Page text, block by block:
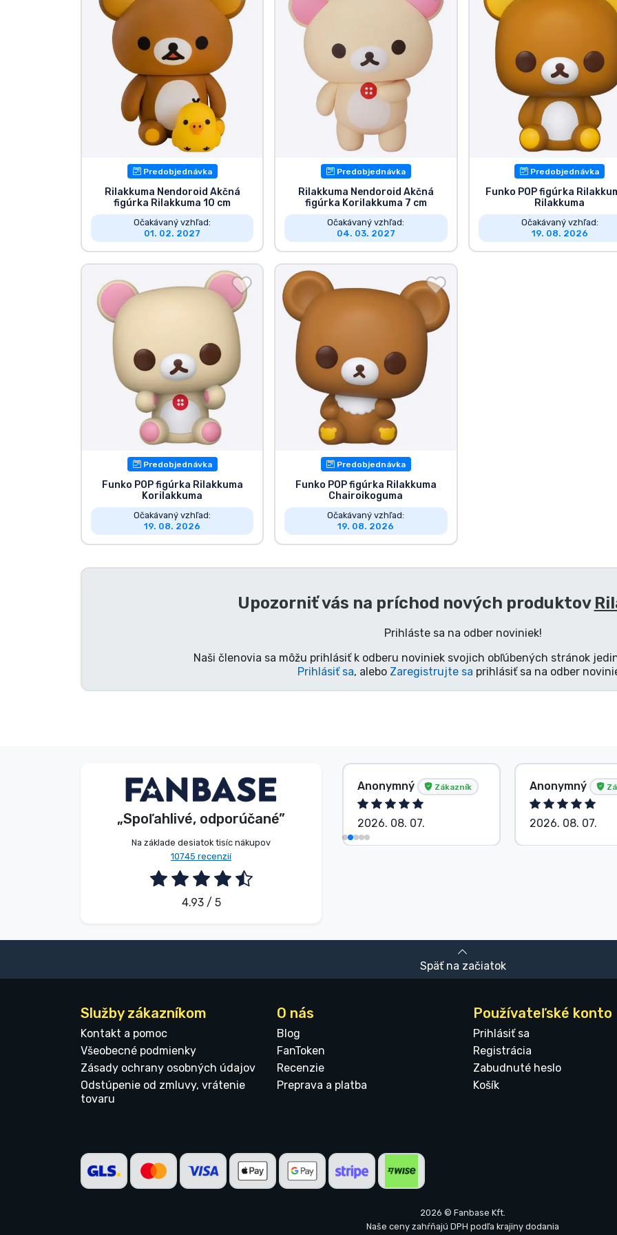
Predobjednávka
Rilakkuma Nendoroid Akčná
figúrka Rilakkuma 10 cm
Očakávaný vzhľad:
01. 02. 2027
Predobjednávka
Rilakkuma Nendoroid Akčná
figúrka Korilakkuma 7 cm
Očakávaný vzhľad:
04. 03. 2027
Predobjednávka
Funko POP figúrka
Rilakkuma
Očakávaný vzhľad:
19. 08. 2026
Predobjednávka
Funko POP figúrka Rilakkuma
Korilakkuma
Očakávaný vzhľad:
19. 08. 2026
Predobjednávka
Funko POP figúrka Rilakkuma
Chairoikoguma
Očakávaný vzhľad:
19. 08. 2026
Upozorniť vás na príchod nových produktov
Prihláste sa na odber noviniek!
Naši členovia sa môžu prihlásiť k odberu noviniek svojich obľúbených stránok
Prihlásiť sa, alebo Zaregistrujte sa prihlásiť sa na odber
„Spoľahlivé, odporúčané”
Na základe desiatok tisíc nákupov
10745 recenzií
4.93 / 5
Anonymný Zákazník
2026. 08. 08.
Anonymný Zákazník
2026. 08. 07.
Anonymný
2026. 08. 07.
Späť na začiatok
Služby zákazníkom
Kontakt a pomoc
Všeobecné podmienky
Zásady ochrany osobných údajov
Odstúpenie od zmluvy, vrátenie
tovaru
O nás
Blog
FanToken
Recenzie
Preprava a platba
Používateľské konto
Prihlásiť sa
Registrácia
Zabudnuté heslo
Košík
2026 © Fanbase Kft.
Naše ceny zahŕňajú DPH podľa krajiny dodania
Zoradiť podľa série
Zoradiť podľa filmov
Zoradiť podľa karikatúry
Zoradiť podľa Anime
Zoradiť podľa hier
Zoradiť podľa športu
Zoradiť podľa hudby
Typy výrobkov